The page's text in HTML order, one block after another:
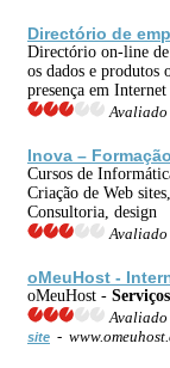
Directório de
Directório on-line de
os dados e produtos
presença em
Avaliado
Inova –
Cursos de
Criação de Web
Consultoria, design
Avaliado
oMeuHost -
oMeuHost - Serviços
Avaliado
site -